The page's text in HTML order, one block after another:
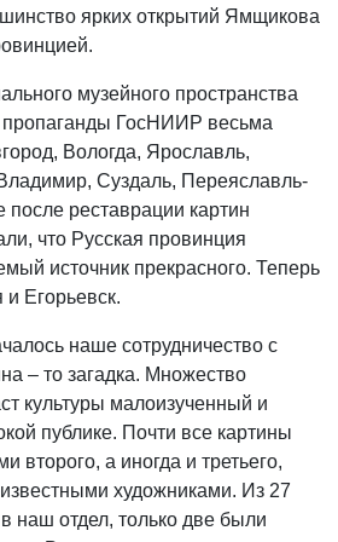
ярких открытий Ямщикова
музейного пространства
пропаганды ГосНИИР весьма
Вологда, Ярославль,
Суздаль, Переяславль-
реставрации картин
что Русская провинция
источник прекрасного. Теперь
Егорьевск.
наше сотрудничество с
– то загадка. Множество
культуры малоизученный и
публике. Почти все картины
второго, а иногда и третьего,
художниками. Из 27
наш отдел, только две были